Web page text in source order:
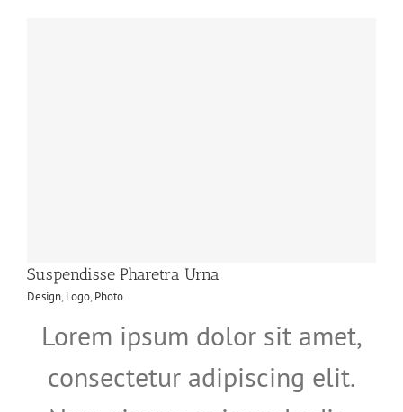
Suspendisse Pharetra Urna
Design, Logo, Photo
Lorem ipsum dolor sit amet,
consectetur adipiscing elit.